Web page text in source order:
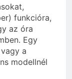
funkcióra,
az óra
Egy
a
modellnél